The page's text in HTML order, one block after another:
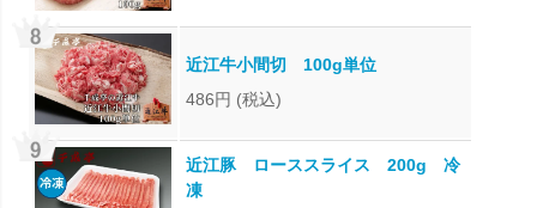
近江牛小間切 100g単位
486円 (税込)
近江豚 ローススライス 200g 冷
凍